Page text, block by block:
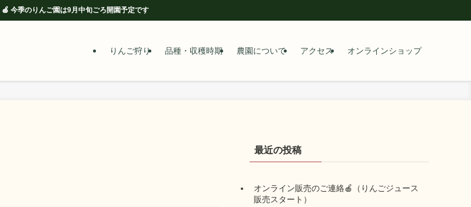
🍎 今季のりんご園は9月中旬ごろ開園予定です
りんご狩り 品種・収穫時期 農園について アクセス オンラインショップ
最近の投稿
オンライン販売のご連絡🍎（りんごジュース
販売スタート）